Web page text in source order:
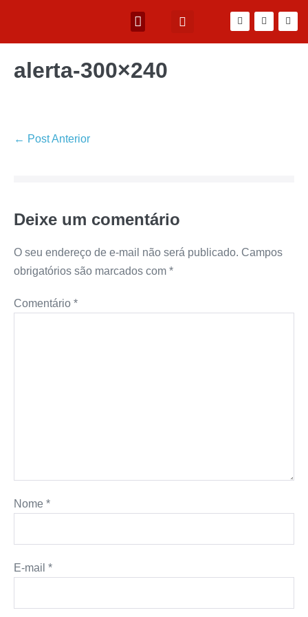
alerta-300×240
← Post Anterior
Deixe um comentário
O seu endereço de e-mail não será publicado. Campos
obrigatórios são marcados com *
Comentário *
Nome *
E-mail *